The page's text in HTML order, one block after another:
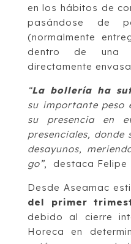
en los hábitos de
pasándose de
(normalmente
dentro de una
directamente
“La bollería ha
su importante peso
su presencia en
presenciales, donde
desayunos,
go”, destaca Felipe
Desde Aseamac
del primer
debido al cierre
Horeca en